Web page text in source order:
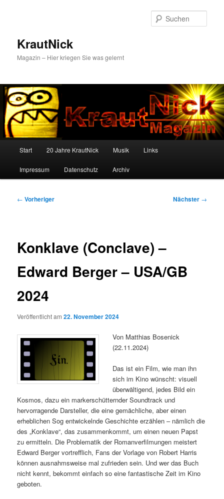
KrautNick
Magazin – Hier kriegen Sie was gelernt
Start 20 Jahre KrautNick Musik Links
Impressum Datenschutz Archiv
Beitragsnavigation
← Vorheriger Nächster →
Konklave (Conclave) –
Edward Berger – USA/GB
2024
Veröffentlicht am22. November 2024
Von Matthias Bosenick
(22.11.2024)
Das ist ein Film, wie man ihn
sich im Kino wünscht: visuell
überwältigend, jedes Bild ein
Kosmos, dazu ein markerschütternder Soundtrack und
hervorragende Darsteller, die eine gemächliche, aber einen
erheblichen Sog entwickelnde Geschichte erzählen – nämlich die
des „Konklave“, das zusammenkommt, um einen neuen Papst
zu ermitteln. Die Problematik der Romanverfilmungen meistert
Edward Berger vortrefflich, Fans der Vorlage von Robert Harris
können ausnahmsweise mal zufrieden sein. Und wer das Buch
nicht kennt, bekommt einfach so eine fantastische Zeit im Kino
geboten.